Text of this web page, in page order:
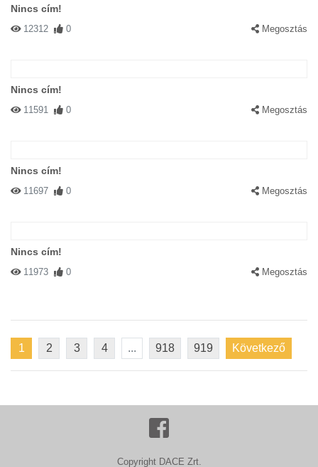
Nincs cím!
12312 0 Megosztás
Nincs cím!
11591 0 Megosztás
Nincs cím!
11697 0 Megosztás
Nincs cím!
11973 0 Megosztás
1 2 3 4 ... 918 919 Következő
Copyright DACE Zrt.